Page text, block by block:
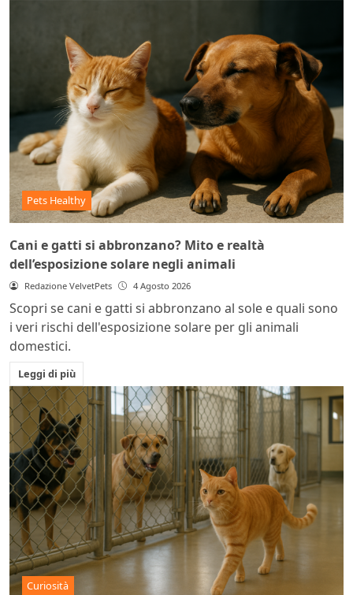
Pets Healthy
Cani e gatti si abbronzano? Mito e realtà
dell’esposizione solare negli animali
Redazione VelvetPets 4 Agosto 2026
Scopri se cani e gatti si abbronzano al sole e quali sono
i veri rischi dell'esposizione solare per gli animali
domestici.
Leggi di più
Curiosità